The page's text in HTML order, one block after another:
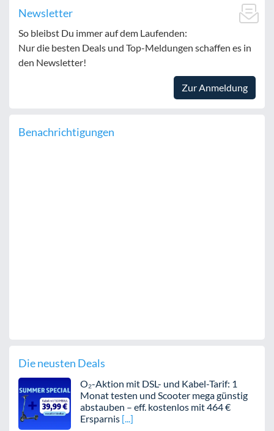
Newsletter
So bleibst Du immer auf dem Laufenden:
Nur die besten Deals und Top-Meldungen schaffen es in
den Newsletter!
Zur Anmeldung
Benachrichtigungen
Die neusten Deals
O₂-Aktion mit DSL- und Kabel-Tarif: 1
Monat testen und Scooter mega günstig
abstauben – eff. kostenlos mit 464 €
Ersparnis